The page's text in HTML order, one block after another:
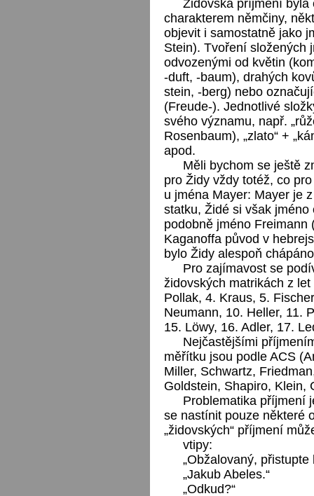
Židovská příjmení byla
charakterem němčiny,
objevit i samostatně jako
Stein). Tvoření složených
odvozenými od květin
-duft, -baum), drahých
stein, -berg) nebo
(Freude-). Jednotlivé
svého významu, např.
Rosenbaum), „zlato“ +
apod.
Měli bychom se ještě
pro Židy vždy totéž, co
u jména Mayer: Mayer je
statku, Židé si však
podobně jméno Freimann
Kaganoffa původ v
bylo Židy alespoň
Pro zajímavost se
židovských matrikách z
Pollak, 4. Kraus, 5.
Neumann, 10. Heller, 11.
15. Löwy, 16. Adler, 17.
Nejčastějšími
měřítku jsou podle ACS
Miller, Schwartz,
Goldstein, Shapiro, Klein,
Problematika příjmení
se nastínit pouze některé
„židovských“ příjmení
vtipy:
„Obžalovaný,
„Jakub Abeles.“
„Odkud?“